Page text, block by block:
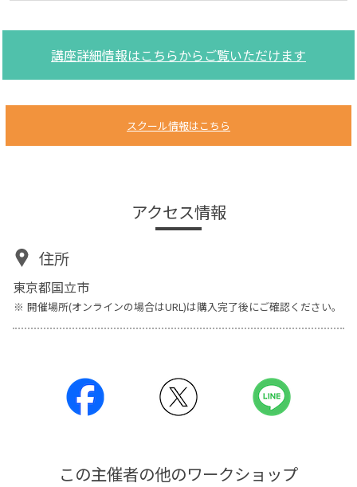
講座詳細情報はこちらからご覧いただけます
スクール情報はこちら
アクセス情報
住所
東京都国立市
開催場所(オンラインの場合はURL)は購入完了後にご確認ください。
この主催者の他のワークショップ